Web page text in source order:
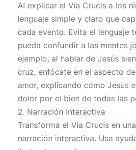
Al explicar el Vía Crucis a los
lenguaje simple y claro que
cada evento. Evita el lenguaje
pueda confundir a las mentes
ejemplo, al hablar de Jesús
cruz, enfócate en el aspecto
amor, explicando cómo Jesús
dolor por el bien de todas las
2. Narración Interactiva
Transforma el Vía Crucis en
narración interactiva. Usa